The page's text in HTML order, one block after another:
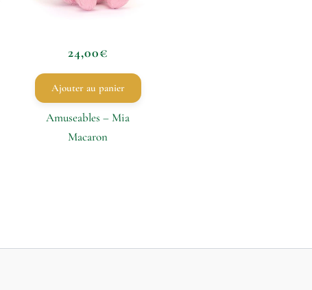
24,00€
Ajouter au panier
Amuseables – Mia
Macaron